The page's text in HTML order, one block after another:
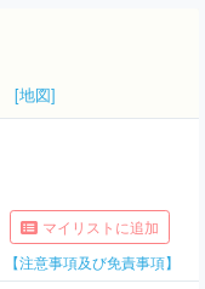
[地図]
マイリストに追加
【注意事項及び免責事項】